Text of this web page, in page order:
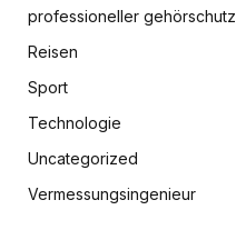
professioneller gehörschutz
Reisen
Sport
Technologie
Uncategorized
Vermessungsingenieur